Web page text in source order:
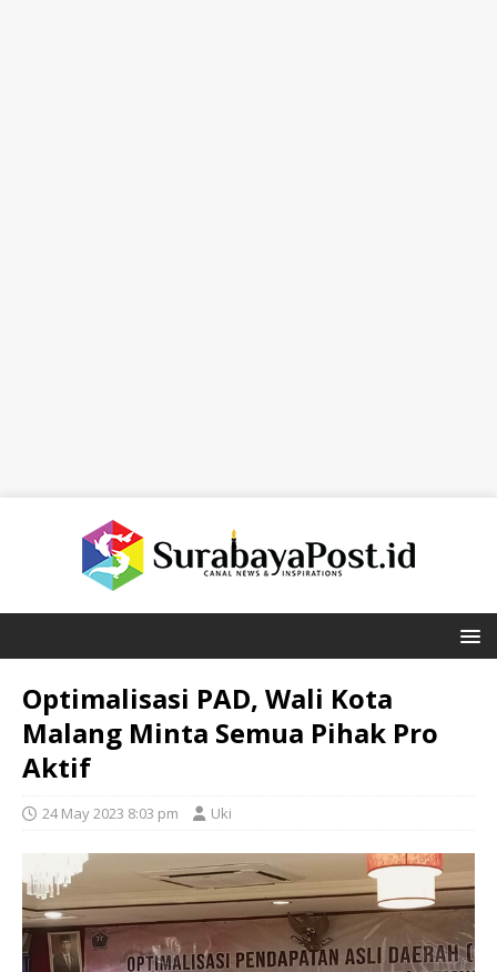
Optimalisasi PAD, Wali Kota
Malang Minta Semua Pihak Pro
Aktif
24 May 2023 8:03 pm Uki